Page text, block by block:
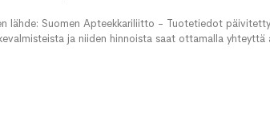
lähde: Suomen Apteekkariliitto - Tuotetiedot
ja niiden hinnoista saat ottamalla